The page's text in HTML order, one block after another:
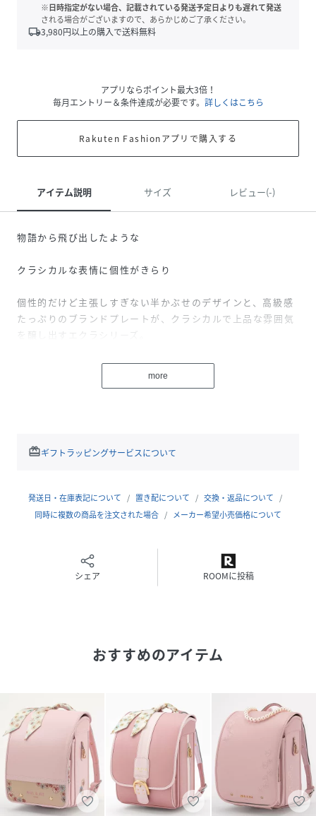
※日時指定がない場合、記載されている発送予定日よりも遅れて発送
される場合がございますので、あらかじめご了承ください。
local_shipping3,980円以上の購入で送料無料
アプリならポイント最大3倍！
毎月エントリー＆条件達成が必要です。 詳しくはこちら
Rakuten Fashionアプリで購入する
アイテム説明 サイズ レビュー(-)
物語から飛び出したような
クラシカルな表情に個性がきらり
個性的だけど主張しすぎない半かぶせのデザインと、高級感
たっぷりのブランドプレートが、クラシカルで上品な雰囲気
を醸し出すエクラシリーズ。
カスタマイズが楽しめるスカーフ付きで、おしゃれさんにぴ
半かぶせデザイン
かぶせ裏には可憐なクリザンテームをちりばめ、開けた時も
キャットモチーフのファスナーパーツ
ァスナーパーツ。
ロゴマークを施した両開きファスナーポケット
小物整理に便利なラウンド型の両開きポケットにはロゴマー
more
redeemギフトラッピングサービスについて
発送日・在庫表記について 置き配について
交換・返品について
同時に複数の商品を注文された場合
メーカー希望小売価格について
シェア ROOMに投稿
おすすめのアイテム